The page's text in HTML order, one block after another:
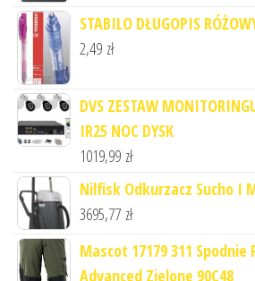
STABILO DŁUGOPIS
2,49 zł
DVS ZESTAW
IR25 NOC DYSK
1019,99 zł
Nilfisk Odkurzacz Sucho I
3695,77 zł
Mascot 17179 311
Advanced Zielone 90C48